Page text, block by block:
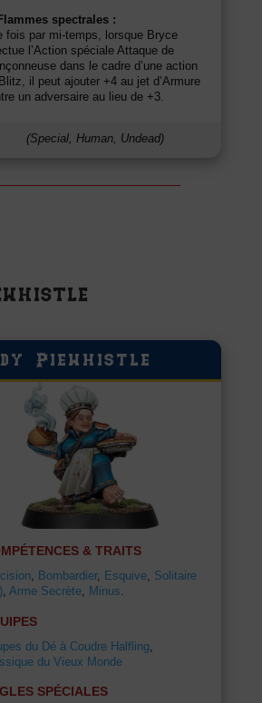
Flammes spectrales :
fois par mi-temps, lorsque Bryce
l’Action spéciale Attaque de
dans le cadre d’une action
il peut ajouter +4 au jet d’Armure
un adversaire au lieu de +3.
(Special, Human, Undead)
Piewhistle
& TRAITS
, Bombardier, Esquive, Solitaire
, Arme Secrète, Minus
du Dé à Coudre Halfling
du Vieux Monde
SPÉCIALES